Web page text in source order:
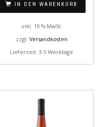
IN DEN WARENKORB
inkl. 19 % MwSt.
zzgl. Versandkosten
Lieferzeit: 3-5 Werktage